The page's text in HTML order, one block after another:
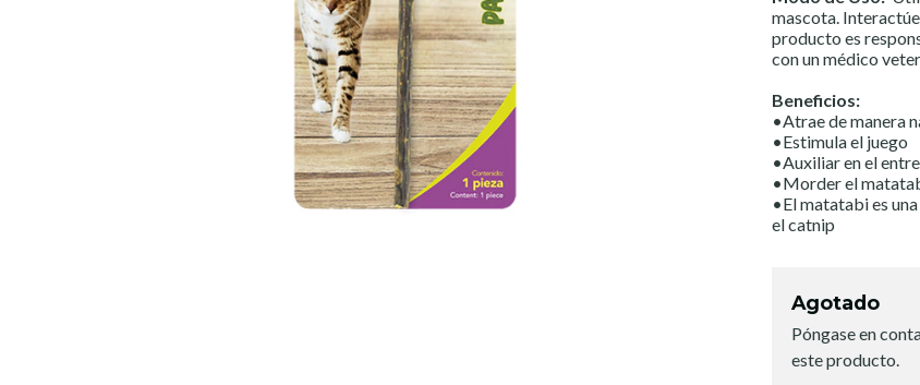
mascota.
producto es
con un médico
Beneficios:
•Atrae de manera
•Estimula el juego
•Auxiliar en el
•Morder el
•El matatabi es
el catnip
Agotado
Póngase en
este producto.